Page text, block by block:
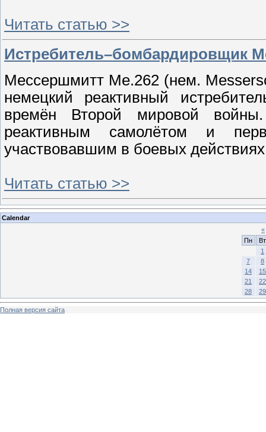
Читать статью >>
Истребитель–бомбардировщик
Мессершмитт Me.262 (нем.
немецкий реактивный
времён Второй мировой
реактивным самолётом и
участвовавшим в боевых
Читать статью >>
Calendar
«
Пн
Вт
1
7
8
14
15
21
22
28
29
Полная версия сайта